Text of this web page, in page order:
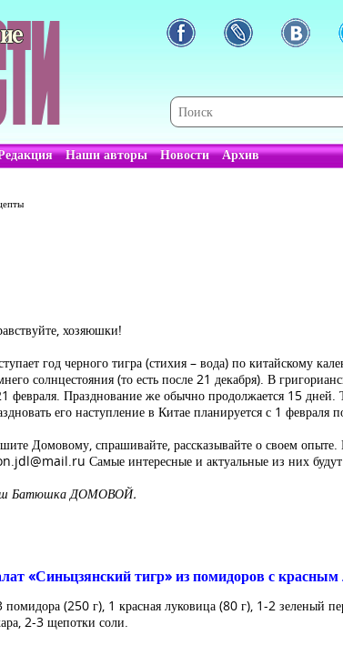
Наши авторы Новости Архив
хозяюшки!
год черного тигра (стихия – вода) по китайскому
солнцестояния (то есть после 21 декабря). В
февраля. Празднование же обычно продолжается 15
его наступление в Китае планируется с 1 февраля
Домовому, спрашивайте, рассказывайте о своем
Самые интересные и актуальные из них
Батюшка ДОМОВОЙ.
«Синьцзянский тигр» из помидоров с
помидора (250 г), 1 красная луковица (80 г), 1-2 зеленый
2-3 щепотки соли.